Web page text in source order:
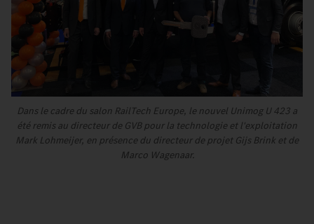
Dans le cadre du salon RailTech Europe, le nouvel Unimog U 423 a
été remis au directeur de GVB pour la technologie et l'exploitation
Mark Lohmeijer, en présence du directeur de projet Gijs Brink et de
Marco Wagenaar.